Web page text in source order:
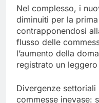
Nel complesso, i
diminuiti per la
contrapponendosi
flusso delle
l’aumento della
registrato un
Divergenze
commesse inevase: